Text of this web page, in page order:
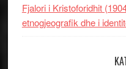
Fjalori i Kristoforidhit
etnogjeografik dhe i